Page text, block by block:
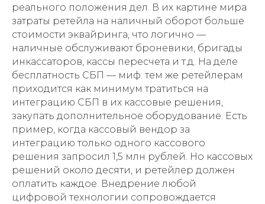
реального положения дел. В их картине мира
затраты ретейла на наличный оборот больше
стоимости эквайринга, что логично —
наличные обслуживают броневики, бригады
инкассаторов, кассы пересчета и т.д. На деле
бесплатность СБП — миф: тем же ретейлерам
приходится как минимум тратиться на
интеграцию СБП в их кассовые решения,
закупать дополнительное оборудование. Есть
пример, когда кассовый вендор за
интеграцию только одного кассового
решения запросил 1,5 млн рублей. Но кассовых
решений около десяти, и ретейлер должен
оплатить каждое. Внедрение любой
цифровой технологии сопровождается